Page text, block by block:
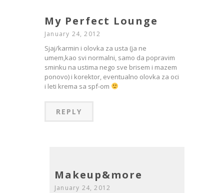
My Perfect Lounge
January 24, 2012
Sjaj/karmin i olovka za usta (ja ne
umem,kao svi normalni, samo da popravim
sminku na ustima nego sve brisem i mazem
ponovo) i korektor, eventualno olovka za oci
i leti krema sa spf-om
REPLY
Makeup&more
January 24, 2012